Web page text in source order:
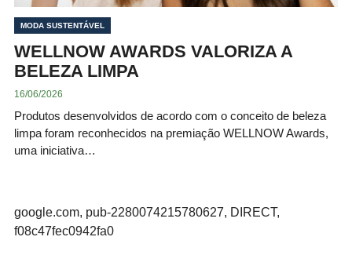
MODA SUSTENTÁVEL
WELLNOW AWARDS VALORIZA A
BELEZA LIMPA
16/06/2026
Produtos desenvolvidos de acordo com o conceito de beleza
limpa foram reconhecidos na premiação WELLNOW Awards,
uma iniciativa…
google.com, pub-2280074215780627, DIRECT,
f08c47fec0942fa0